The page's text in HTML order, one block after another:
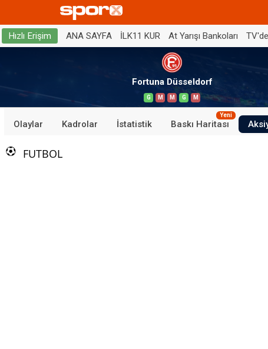
Hızlı Erişim ANA SAYFA İLK11 KUR At Yarışı Bankoları
Fortuna Düsseldorf
G M M G M
Olaylar Kadrolar İstatistik Baskı Haritası
Yeni
FUTBOL